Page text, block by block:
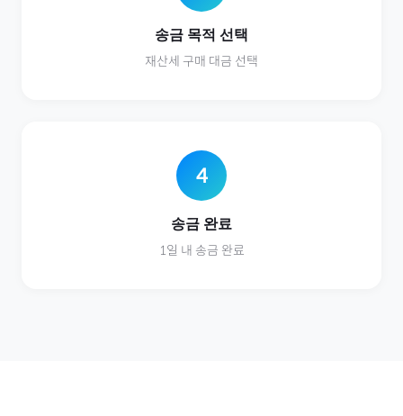
송금 목적 선택
재산세 구매 대금 선택
4
송금 완료
1일 내 송금 완료